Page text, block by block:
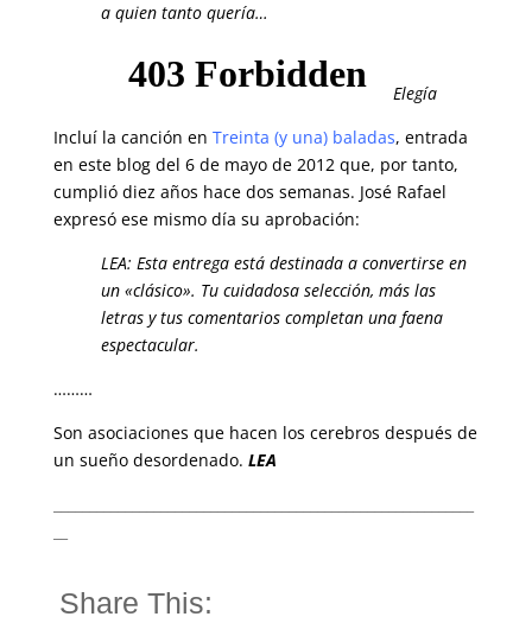
a quien tanto quería…
Elegía
Incluí la canción en Treinta (y una) baladas, entrada
en este blog del 6 de mayo de 2012 que, por tanto,
cumplió diez años hace dos semanas. José Rafael
expresó ese mismo día su aprobación:
LEA: Esta entrega está destinada a convertirse en
un «clásico». Tu cuidadosa selección, más las
letras y tus comentarios completan una faena
espectacular.
………
Son asociaciones que hacen los cerebros después de
un sueño desordenado. LEA
Share This: